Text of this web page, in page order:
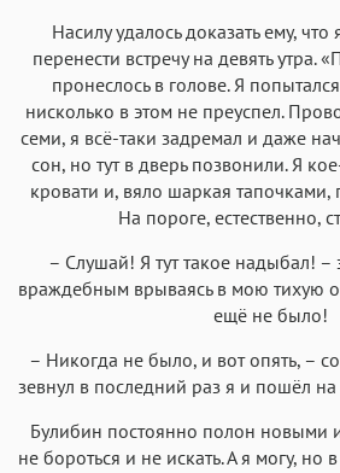
Насилу удалось доказать ему,
перенести встречу на девять утра.
пронеслось в голове. Я
нисколько в этом не преуспел.
семи, я всё-таки задремал и даже
сон, но тут в дверь позвонили. Я
кровати и, вяло шаркая тапочками,
На пороге, естественно,
– Слушай! Я тут такое надыбал! –
враждебным врываясь в мою тихую
ещё не было!
– Никогда не было, и вот опять, –
зевнул в последний раз я и пошёл
Булибин постоянно полон новыми
не бороться и не искать. А я могу,